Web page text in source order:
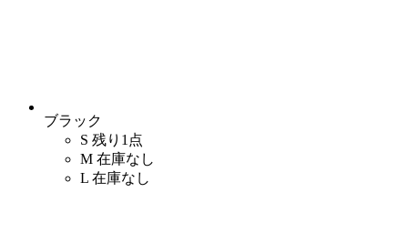
ブラック
S 残り1点
M 在庫なし
L 在庫なし